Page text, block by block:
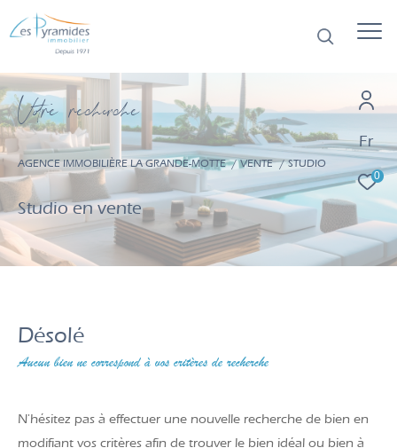
Fr
0
Vore recece
AGENCE IMMOBILIÈRE LA GRANDE-MOTTE VENTE STUDIO
Studio en vente
Désolé
Aucun bien ne correspond à vos critères de recherche
N'hésitez pas à effectuer une nouvelle recherche de bien en
modifiant vos critères afin de trouver le bien idéal ou bien à